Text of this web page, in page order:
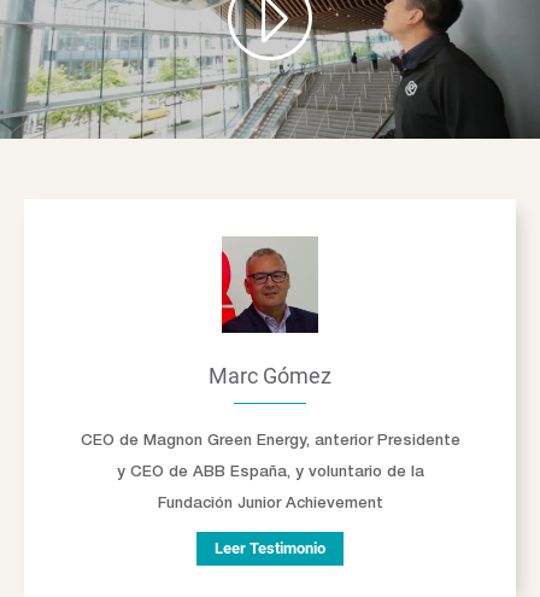
Marc Gómez
CEO de Magnon Green Energy, anterior Presidente
y CEO de ABB España, y voluntario de la
Fundación Junior Achievement
Leer Testimonio